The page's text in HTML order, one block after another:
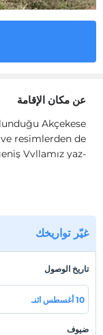
عن مكان الإقامة
Akçekese
ve resimlerden de
Vvllamız yaz-
yanında;
balkonlarımız,
sunmaktadır.
12 kişi hatta talep
20 kişiye kadar
tanımaktadır.
isteklerine
ön ve de biraz
bahçeye sahip.
غيّر تواريخك
تاريخ الوصول
10 أغسطس اثنـ
ضيوف